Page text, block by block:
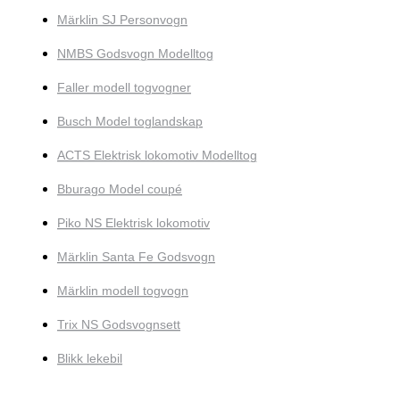
Märklin SJ Personvogn
NMBS Godsvogn Modelltog
Faller modell togvogner
Busch Model toglandskap
ACTS Elektrisk lokomotiv Modelltog
Bburago Model coupé
Piko NS Elektrisk lokomotiv
Märklin Santa Fe Godsvogn
Märklin modell togvogn
Trix NS Godsvognsett
Blikk lekebil